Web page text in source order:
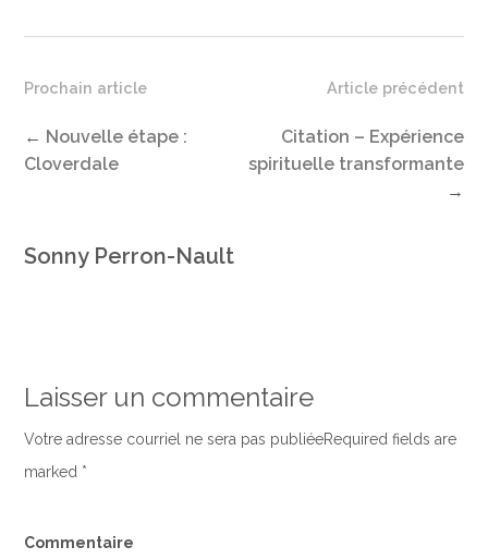
Article précédent
Citation – Expérience
spirituelle transformante
→
Prochain article
← Nouvelle étape :
Cloverdale
Sonny Perron-Nault
Laisser un commentaire
Votre adresse courriel ne sera pas publiéeRequired fields are
marked *
Commentaire